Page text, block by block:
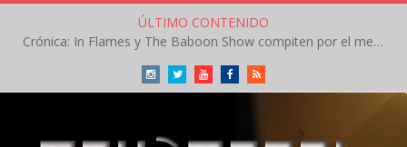
ÚLTIMO CONTENIDO
Crónica: In Flames y The Baboon Show compiten por el mejor concierto del día en el Leyendas del Rock – Viernes – Agosto 2026
InstagramTwitterYoutubeFacebookRSS